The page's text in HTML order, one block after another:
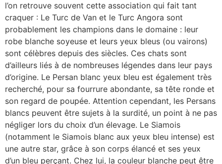
l’on retrouve souvent cette association qui fait tant
craquer : Le Turc de Van et le Turc Angora sont
probablement les champions dans le domaine : leur
robe blanche soyeuse et leurs yeux bleus (ou vairons)
sont célèbres depuis des siècles. Ces chats sont
d’ailleurs liés à de nombreuses légendes dans leur pays
d’origine. Le Persan blanc yeux bleu est également très
recherché, pour sa fourrure abondante, sa tête ronde et
son regard de poupée. Attention cependant, les Persans
blancs peuvent être sujets à la surdité, un point à ne pas
négliger lors du choix d’un élevage. Le Siamois
(notamment le Siamois blanc aux yeux bleu intense) est
une autre star, grâce à son corps élancé et ses yeux
d’un bleu perçant. Chez lui, la couleur blanche peut être